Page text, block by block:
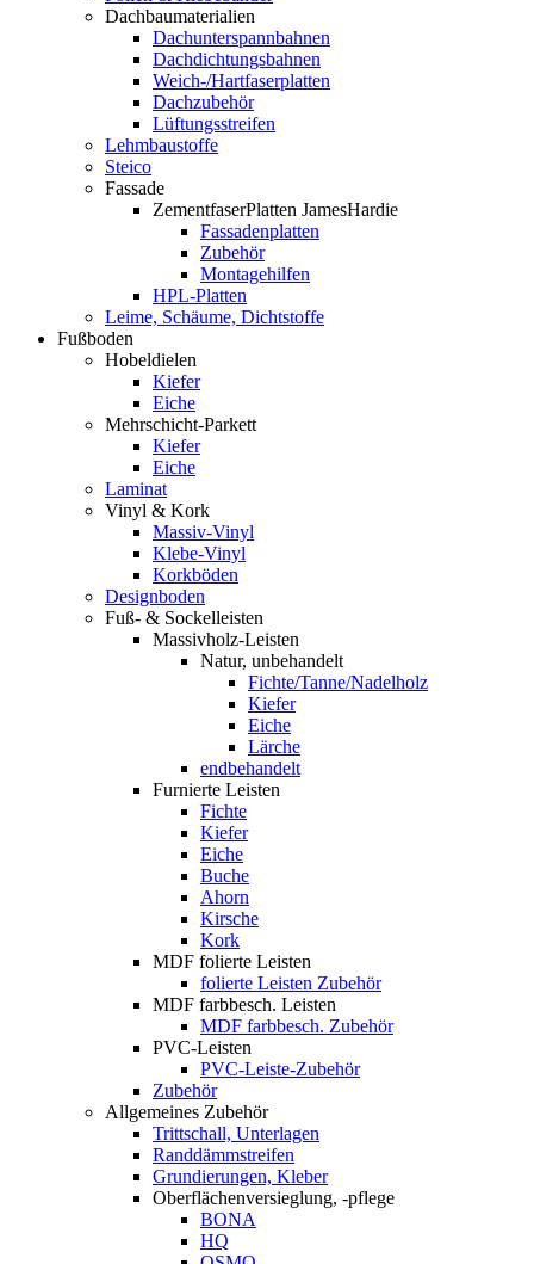
Dachbaumaterialien
Dachunterspannbahnen
Dachdichtungsbahnen
Weich-/Hartfaserplatten
Dachzubehör
Lüftungsstreifen
Lehmbaustoffe
Steico
Fassade
ZementfaserPlatten JamesHardie
Fassadenplatten
Zubehör
Montagehilfen
HPL-Platten
Leime, Schäume, Dichtstoffe
Fußboden
Hobeldielen
Kiefer
Eiche
Mehrschicht-Parkett
Kiefer
Eiche
Laminat
Vinyl & Kork
Massiv-Vinyl
Klebe-Vinyl
Korkböden
Designboden
Fuß- & Sockelleisten
Massivholz-Leisten
Natur, unbehandelt
Fichte/Tanne/Nadelholz
Kiefer
Eiche
Lärche
endbehandelt
Furnierte Leisten
Fichte
Kiefer
Eiche
Buche
Ahorn
Kirsche
Kork
MDF folierte Leisten
folierte Leisten Zubehör
MDF farbbesch. Leisten
MDF farbbesch. Zubehör
PVC-Leisten
PVC-Leiste-Zubehör
Zubehör
Allgemeines Zubehör
Trittschall, Unterlagen
Randdämmstreifen
Grundierungen, Kleber
Oberflächenversieglung, -pflege
BONA
HQ